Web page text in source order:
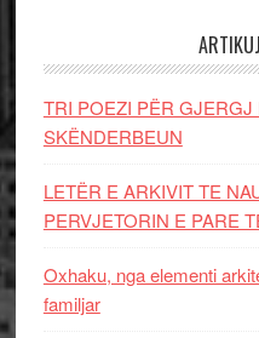
TRI POEZI PËR GJERGJ
SKËNDERBEUN
LETËR E ARKIVIT TE
PERVJETORIN E PARE
Oxhaku, nga elementi
familjar